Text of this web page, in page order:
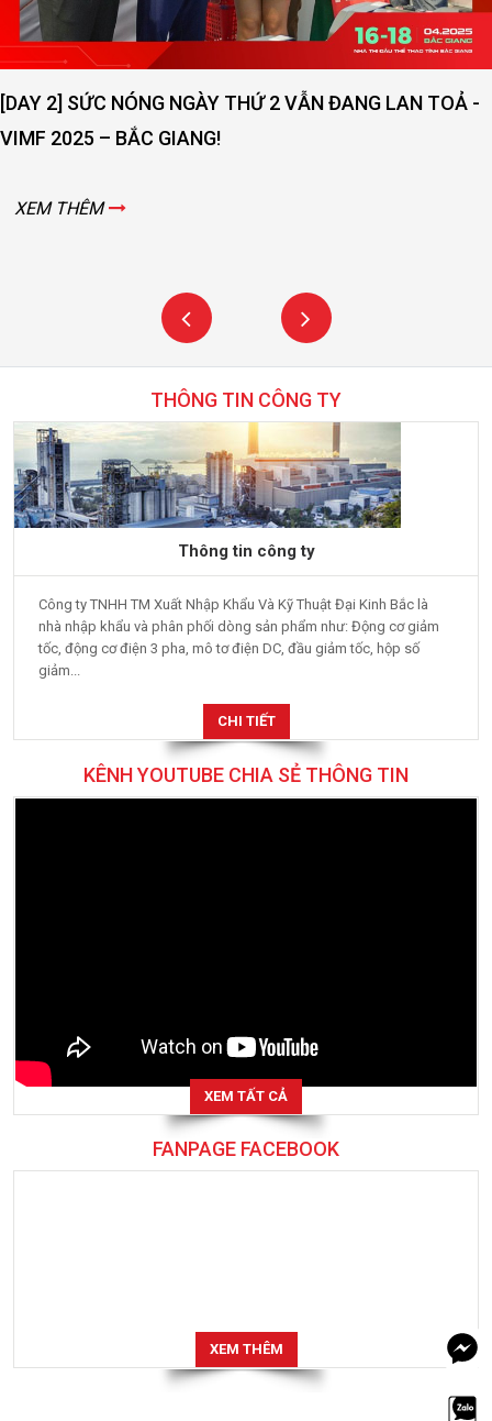
[DAY 2] SỨC NÓNG NGÀY THỨ 2 VẪN ĐANG LAN TOẢ -
VIMF 2025 – BẮC GIANG!
XEM THÊM
THÔNG TIN CÔNG TY
Thông tin công ty
Công ty TNHH TM Xuất Nhập Khẩu Và Kỹ Thuật Đại Kinh Bắc là
nhà nhập khẩu và phân phối dòng sản phẩm như: Động cơ giảm
tốc, động cơ điện 3 pha, mô tơ điện DC, đầu giảm tốc, hộp số
giảm...
CHI TIẾT
KÊNH YOUTUBE CHIA SẺ THÔNG TIN
XEM TẤT CẢ
FANPAGE FACEBOOK
XEM THÊM